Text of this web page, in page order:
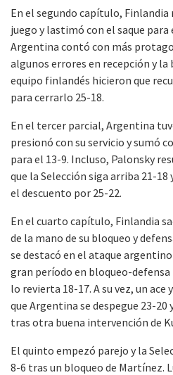
En el segundo capítulo,
juego y lastimó con el saque para
Argentina contó con más
algunos errores en recepción y la
equipo finlandés hicieron que
para cerrarlo 25-18.
En el tercer parcial, Argentina
presionó con su servicio y sumó
para el 13-9. Incluso, Palonsky
que la Selección siga arriba 21-
el descuento por 25-22.
En el cuarto capítulo, Finlandia
de la mano de su bloqueo y
se destacó en el ataque
gran período en bloqueo-
lo revierta 18-17. A su vez, un
que Argentina se despegue 23-
tras otra buena intervención de
El quinto empezó parejo y la
8-6 tras un bloqueo de Martínez.